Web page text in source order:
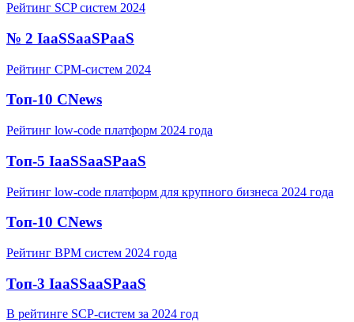
Рейтинг SCP систем 2024
№ 2 IaaSSaaSPaaS
Рейтинг CPM-систем 2024
Топ-10 CNews
Рейтинг low-code платформ 2024 года
Топ-5 IaaSSaaSPaaS
Рейтинг low-code платформ для крупного бизнеса 2024 года
Топ-10 CNews
Рейтинг BPM систем 2024 года
Топ-3 IaaSSaaSPaaS
В рейтинге SCP-систем за 2024 год